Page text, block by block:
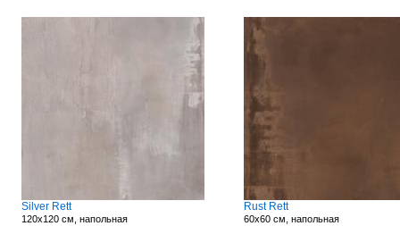
Silver Rett
120x120 см, напольная
Rust Rett
60x60 см, напольная